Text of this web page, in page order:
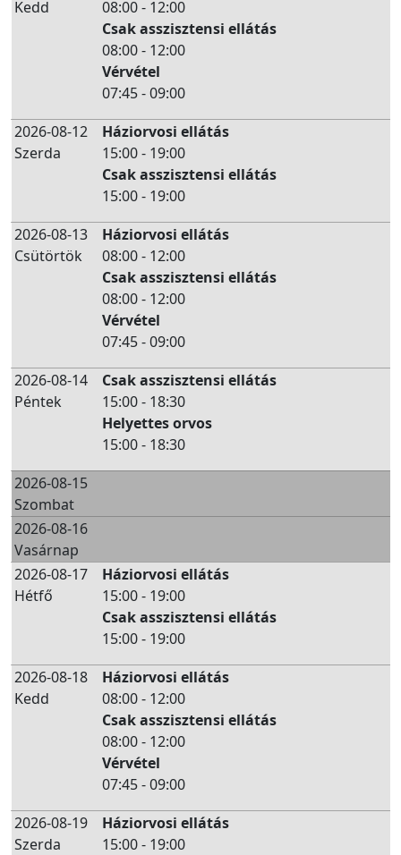
Kedd
08:00 - 12:00
Csak asszisztensi ellátás
08:00 - 12:00
Vérvétel
07:45 - 09:00
2026-08-12
Szerda
Háziorvosi ellátás
15:00 - 19:00
Csak asszisztensi ellátás
15:00 - 19:00
2026-08-13
Csütörtök
Háziorvosi ellátás
08:00 - 12:00
Csak asszisztensi ellátás
08:00 - 12:00
Vérvétel
07:45 - 09:00
2026-08-14
Péntek
Csak asszisztensi ellátás
15:00 - 18:30
Helyettes orvos
15:00 - 18:30
2026-08-15
Szombat
2026-08-16
Vasárnap
2026-08-17
Hétfő
Háziorvosi ellátás
15:00 - 19:00
Csak asszisztensi ellátás
15:00 - 19:00
2026-08-18
Kedd
Háziorvosi ellátás
08:00 - 12:00
Csak asszisztensi ellátás
08:00 - 12:00
Vérvétel
07:45 - 09:00
2026-08-19
Szerda
Háziorvosi ellátás
15:00 - 19:00